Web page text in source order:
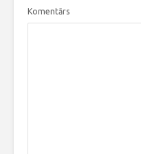
Komentārs